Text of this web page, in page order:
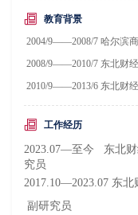
教育背景
2004/9——2008/7 哈尔滨
2008/9——2010/7 东北财
2010/9——2013/6 东北财
工作经历
2023.07—至今
东北
究员
2017.10—2023.07 东
副研究员